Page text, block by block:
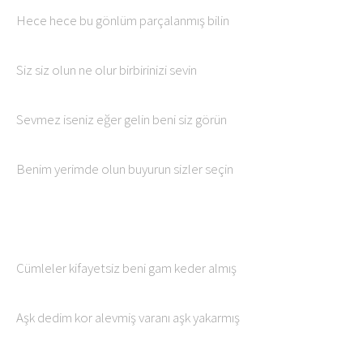
Hece hece bu gönlüm parçalanmış bilin
Siz siz olun ne olur birbirinizi sevin
Sevmez iseniz eğer gelin beni siz görün
Benim yerimde olun buyurun sizler seçin
Cümleler kifayetsiz beni gam keder almış
Aşk dedim kor alevmiş varanı aşk yakarmış